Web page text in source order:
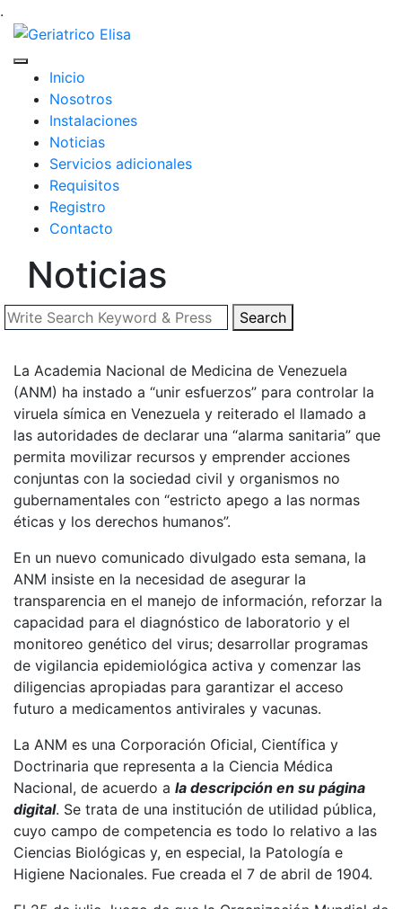
.
Inicio
Nosotros
Instalaciones
Noticias
Servicios adicionales
Requisitos
Registro
Contacto
Noticias
Search
La Academia Nacional de Medicina de Venezuela
(ANM) ha instado a “unir esfuerzos” para controlar la
viruela símica en Venezuela y reiterado el llamado a
las autoridades de declarar una “alarma sanitaria” que
permita movilizar recursos y emprender acciones
conjuntas con la sociedad civil y organismos no
gubernamentales con “estricto apego a las normas
éticas y los derechos humanos”.
En un nuevo comunicado divulgado esta semana, la
ANM insiste en la necesidad de asegurar la
transparencia en el manejo de información, reforzar la
capacidad para el diagnóstico de laboratorio y el
monitoreo genético del virus; desarrollar programas
de vigilancia epidemiológica activa y comenzar las
diligencias apropiadas para garantizar el acceso
futuro a medicamentos antivirales y vacunas.
La ANM es una Corporación Oficial, Científica y
Doctrinaria que representa a la Ciencia Médica
Nacional, de acuerdo a la descripción en su página
digital. Se trata de una institución de utilidad pública,
cuyo campo de competencia es todo lo relativo a las
Ciencias Biológicas y, en especial, la Patología e
Higiene Nacionales. Fue creada el 7 de abril de 1904.